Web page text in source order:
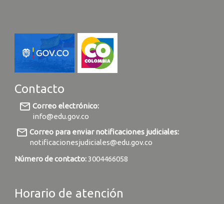
Contacto
mail_outline Correo electrónico:
info@edu.gov.co
mail_outline Correo para enviar notificaciones judiciales:
notificacionesjudiciales@edu.gov.co
Número de contacto:3004466058
Horario de atención